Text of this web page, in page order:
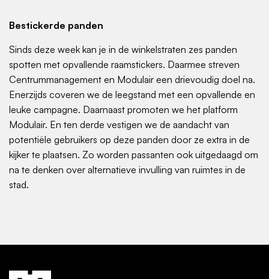
Bestickerde panden
Sinds deze week kan je in de winkelstraten zes panden
spotten met opvallende raamstickers. Daarmee streven
Centrummanagement en Modulair een drievoudig doel na.
Enerzijds coveren we de leegstand met een opvallende en
leuke campagne. Daarnaast promoten we het platform
Modulair. En ten derde vestigen we de aandacht van
potentiële gebruikers op deze panden door ze extra in de
kijker te plaatsen. Zo worden passanten ook uitgedaagd om
na te denken over alternatieve invulling van ruimtes in de
stad.